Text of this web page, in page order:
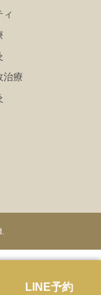
LINE予約
ィ
治療